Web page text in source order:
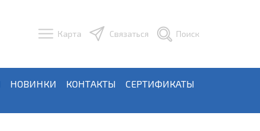
Карта Связаться Поиск
НОВИНКИ КОНТАКТЫ СЕРТИФИКАТЫ